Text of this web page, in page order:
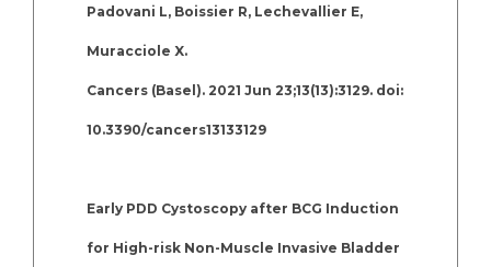
Padovani L, Boissier R, Lechevallier E,
Muracciole X.
Cancers (Basel). 2021 Jun 23;13(13):3129. doi:
10.3390/cancers13133129
Early PDD Cystoscopy after BCG Induction
for High-risk Non-Muscle Invasive Bladder